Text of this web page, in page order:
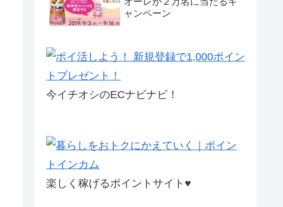
ャンペーン
今イチオシのECナビナビ！
楽しく稼げるポイントサイト♥